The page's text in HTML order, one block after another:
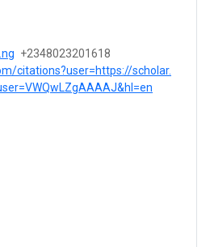
+2348023201618
citations?user=https://scholar.